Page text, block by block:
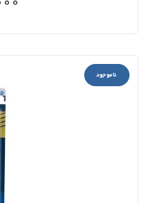
ناموجود